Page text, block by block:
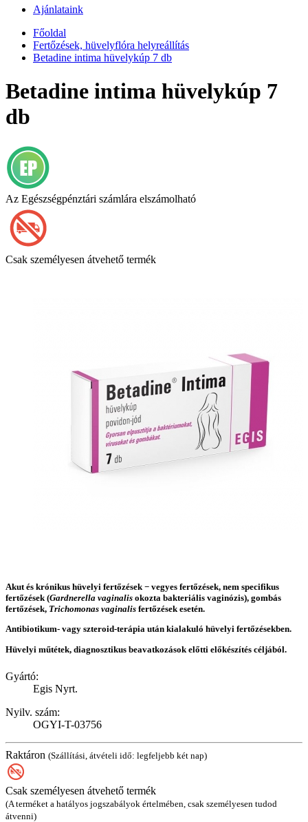
Ajánlataink
Főoldal
Fertőzések, hüvelyflóra helyreállítás
Betadine intima hüvelykúp 7 db
Betadine intima hüvelykúp 7
db
Az Egészségpénztári számlára elszámolható
Csak személyesen átvehető termék
Akut és krónikus hüvelyi fertőzések − vegyes fertőzések, nem specifikus
fertőzések (Gardnerella vaginalis okozta bakteriális vaginózis), gombás
fertőzések, Trichomonas vaginalis fertőzések esetén.
Antibiotikum- vagy szteroid-terápia után kialakuló hüvelyi fertőzésekben.
Hüvelyi műtétek, diagnosztikus beavatkozások előtti előkészítés céljából.
Gyártó:
Egis Nyrt.
Nyilv. szám:
OGYI-T-03756
Raktáron (Szállítási, átvételi idő: legfeljebb két nap)
Csak személyesen átvehető termék
(A terméket a hatályos jogszabályok értelmében, csak személyesen tudod
átvenni)